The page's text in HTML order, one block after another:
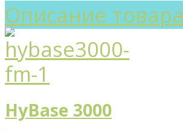
Описание товара
HyBase 3000